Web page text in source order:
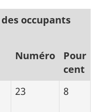
occupants
Numéro
Pour
cent
23 8